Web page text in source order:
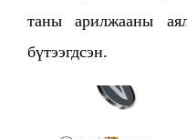
таны арилжааны
бүтээгдсэн.